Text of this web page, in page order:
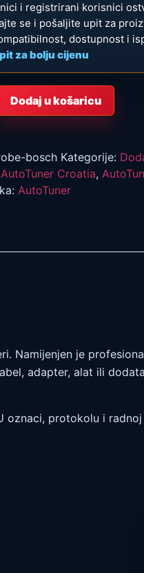
i registrirani korisnici
se i pošaljite upit za
dostupnost i
za bolju cijenu
Dodaj u košaricu
bosch Kategorije:
AutoTuner Croatia,
AutoTuner
Namijenjen je
adapter, alat ili
oznaci, protokolu i